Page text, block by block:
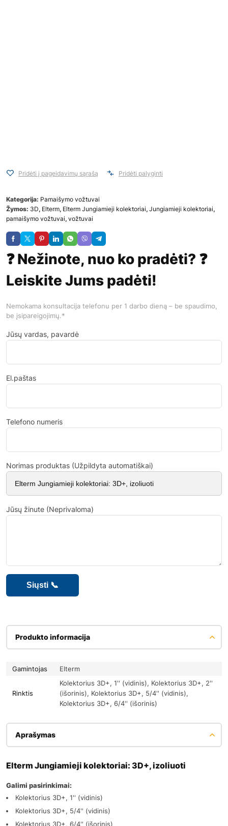
Pridėti į pageidavimų sąrašą Pridėti palyginti
Kategorija: Pamaišymo vožtuvai
Žymos: 3D, Elterm, Elterm Jungiamieji kolektoriai, Jungiamieji kolektoriai,
pamaišymo vožtuvai, vožtuvai
❓ Nežinote, nuo ko pradėti? ❓
Leiskite Jums padėti!
Nemokama konsultacija telefonu per 1 darbo dieną – be spaudimo,
be įsipareigojimų.*
Jūsų vardas, pavardė
El.paštas
Telefono numeris
Norimas produktas (Užpildyta automatiškai)
Jūsų žinute (Neprivaloma)
Produkto informacija
Gamintojas Elterm
Rinktis
Kolektorius 3D+, 1'' (vidinis), Kolektorius 3D+, 2''
(išorinis), Kolektorius 3D+, 5/4'' (vidinis),
Kolektorius 3D+, 6/4'' (išorinis)
Aprašymas
Elterm Jungiamieji kolektoriai: 3D+, izoliuoti
Galimi pasirinkimai:
Kolektorius 3D+, 1'' (vidinis)
Kolektorius 3D+, 5/4'' (vidinis)
Kolektorius 3D+, 6/4'' (išorinis)